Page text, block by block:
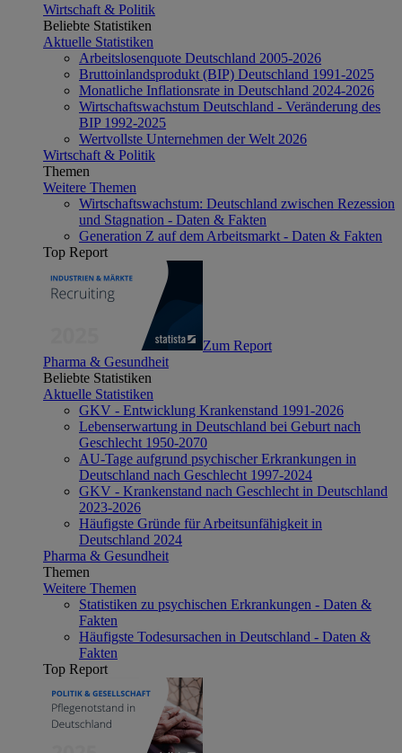
Wirtschaft & Politik
Beliebte Statistiken
Aktuelle Statistiken
Arbeitslosenquote Deutschland 2005-2026
Bruttoinlandsprodukt (BIP) Deutschland 1991-2025
Monatliche Inflationsrate in Deutschland 2024-2026
Wirtschaftswachstum Deutschland - Veränderung des
BIP 1992-2025
Wertvollste Unternehmen der Welt 2026
Wirtschaft & Politik
Themen
Weitere Themen
Wirtschaftswachstum: Deutschland zwischen Rezession
und Stagnation - Daten & Fakten
Generation Z auf dem Arbeitsmarkt - Daten & Fakten
Top Report
Zum Report
Pharma & Gesundheit
Beliebte Statistiken
Aktuelle Statistiken
GKV - Entwicklung Krankenstand 1991-2026
Lebenserwartung in Deutschland bei Geburt nach
Geschlecht 1950-2070
AU-Tage aufgrund psychischer Erkrankungen in
Deutschland nach Geschlecht 1997-2024
GKV - Krankenstand nach Geschlecht in Deutschland
2023-2026
Häufigste Gründe für Arbeitsunfähigkeit in
Deutschland 2024
Pharma & Gesundheit
Themen
Weitere Themen
Statistiken zu psychischen Erkrankungen - Daten &
Fakten
Häufigste Todesursachen in Deutschland - Daten &
Fakten
Top Report